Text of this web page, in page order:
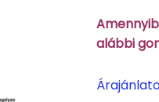
alábbi